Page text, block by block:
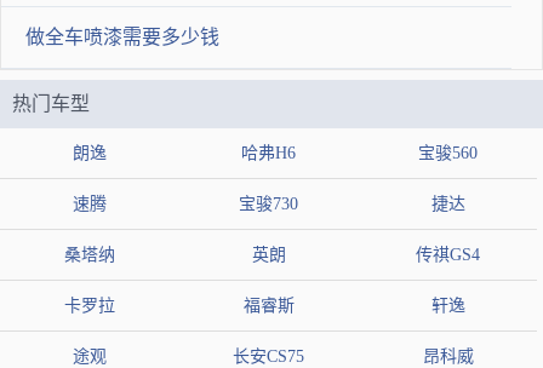
做全车喷漆需要多少钱
热门车型
朗逸 哈弗H6 宝骏560
速腾 宝骏730 捷达
桑塔纳 英朗 传祺GS4
卡罗拉 福睿斯 轩逸
途观 长安CS75 昂科威